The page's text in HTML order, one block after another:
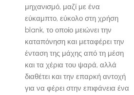
μηχανισμό, μαζί με ένα
εύκαμπτο, εύκολο στη χρήση
blank, το οποίο μειώνει την
καταπόνηση και μεταφέρει την
ένταση της μάχης από τη μέση
και τα χέρια του ψαρά, αλλά
διαθέτει και την επαρκή αντοχή
για να φέρει στην επιφάνεια ένα